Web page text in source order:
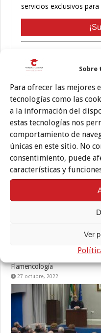
Sobre
Para ofrecer las mejores
tecnologías como las
a la información del
estas tecnologías nos
comportamiento de
únicas en este sitio. No
consentimiento, puede
características y
Ver
Etiquetas CATEDRA DE
Te puede interesar también
Flamencología
27 octubre, 2022